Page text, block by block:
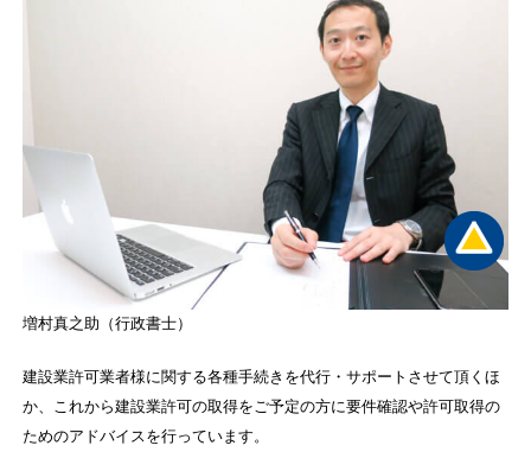
増村真之助（行政書士）
建設業許可業者様に関する各種手続きを代行・サポートさせて頂くほ
か、これから建設業許可の取得をご予定の方に要件確認や許可取得の
ためのアドバイスを行っています。